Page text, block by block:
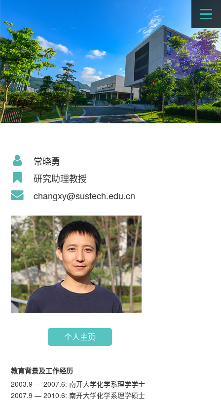
常晓勇
研究助理教授
changxy@sustech.edu.cn
个人主页
教育背景及工作经历
2003.9 — 2007.6: 南开大学化学系理学学士
2007.9 — 2010.6: 南开大学化学系理学硕士